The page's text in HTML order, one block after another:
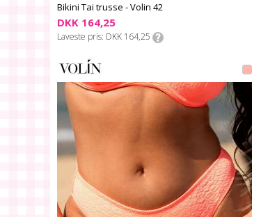
Bikini Tai trusse - Volin 42
DKK 164,25
Laveste pris DKK 164,25